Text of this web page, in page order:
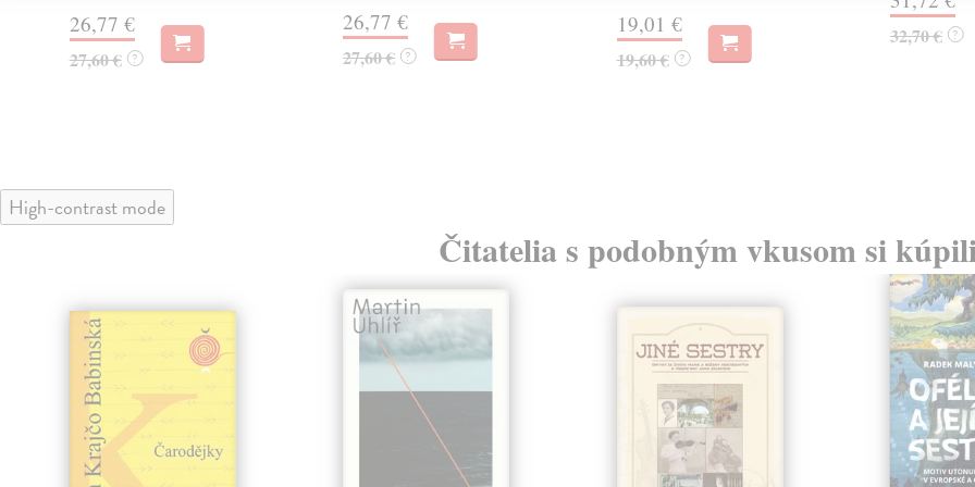
26,77 €
27,60 € ?
26,77 €
27,60 € ?
19,01 €
19,60 € ?
32,70 € ?
High-contrast mode
Čitatelia s podobným vkusom si